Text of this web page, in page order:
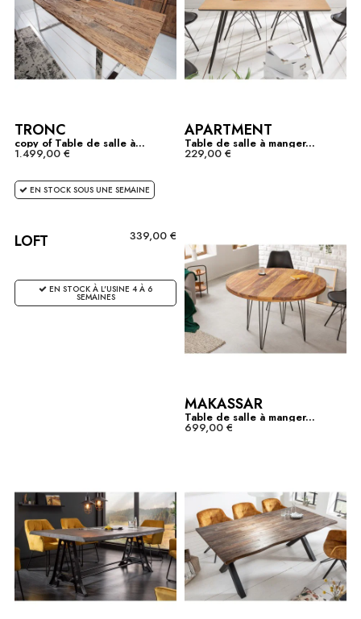
TRONC
copy of Table de salle à...
1.499,00 €
EN STOCK SOUS UNE SEMAINE
APARTMENT
Table de salle à manger...
229,00 €
LOFT 339,00 €
EN STOCK À L'USINE 4 À 6
SEMAINES
MAKASSAR
Table de salle à manger...
699,00 €